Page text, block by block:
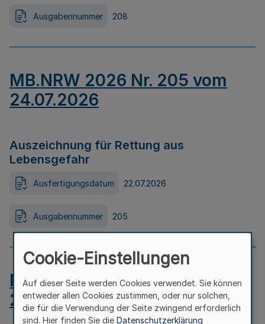
Ausgabennummer 208
MB.NRW 2026 Nr. 205 vom
24.07.2026
Auszeichnung für Rettung aus
Lebensgefahr
Ausfertigungsdatum 22.07.2026
Ausgabennummer 205
MB.NRW 2026 Nr. 204 vom
24.07.2026
Cookie-Einstellungen
Auf dieser Seite werden Cookies verwendet. Sie können
entweder allen Cookies zustimmen, oder nur solchen,
die für die Verwendung der Seite zwingend erforderlich
sind. Hier finden Sie die Datenschutzerklärung